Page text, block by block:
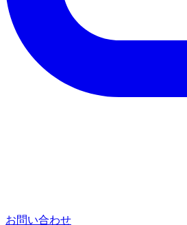
お問い合わせ